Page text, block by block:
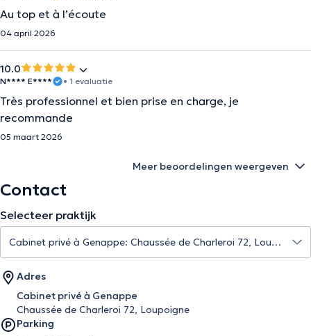
Au top et à l’écoute
04 april 2026
10.0
N**** E**** • 1 evaluatie
Très professionnel et bien prise en charge, je
recommande
05 maart 2026
Meer beoordelingen weergeven
Contact
Selecteer praktijk
Adres
Cabinet privé à Genappe
Chaussée de Charleroi 72, Loupoigne
Parking